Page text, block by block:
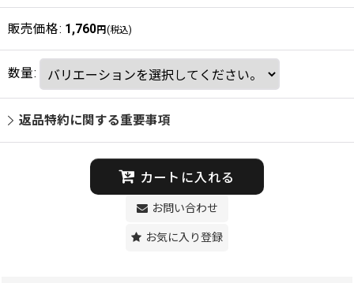
販売価格: 1,760円 (税込)
数量:
返品特約に関する重要事項
カートに入れる
お問い合わせ
お気に入り登録